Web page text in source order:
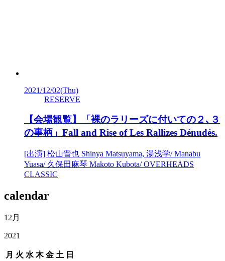
2021/12/02(Thu)
RESERVE
【会場観覧】「裸のラリーズに付いての２､３
の事柄」Fall and Rise of Les Rallizes Dénudés.
[出演] 松山晋也 Shinya Matsuyama, 湯浅学/ Manabu
Yuasa/ 久保田麻琴 Makoto Kubota/ OVERHEADS
CLASSIC
calendar
12月
2021
月 火 水 木 金 土 日